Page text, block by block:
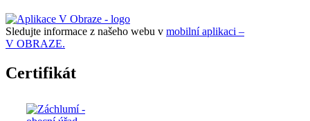
Sledujte informace z našeho webu v mobilní aplikaci –
V OBRAZE.
Certifikát